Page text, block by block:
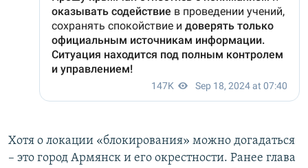
Хотя о локации «блокирования» можно догадаться
– это город Армянск и его окрестности. Ранее глава